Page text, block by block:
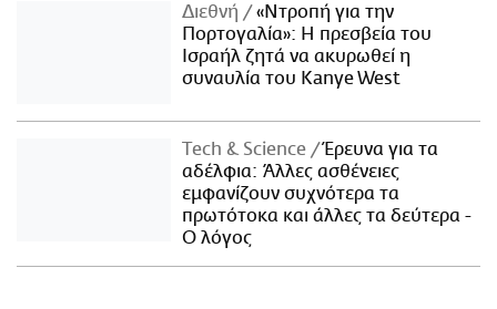
Διεθνή
«Ντροπή για την
Πορτογαλία»: Η πρεσβεία του
Ισραήλ ζητά να ακυρωθεί η
συναυλία του Kanye West
Τech & Science
Έρευνα για τα
αδέλφια: Άλλες ασθένειες
εμφανίζουν συχνότερα τα
πρωτότοκα και άλλες τα δεύτερα -
Ο λόγος